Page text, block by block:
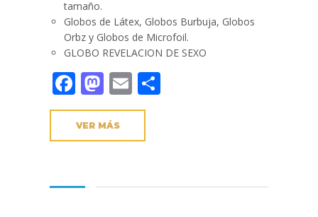
tamaño.
Globos de Látex, Globos Burbuja, Globos
Orbz y Globos de Microfoil.
GLOBO REVELACION DE SEXO
Facebook
Mastodon
Email
VER MÁS